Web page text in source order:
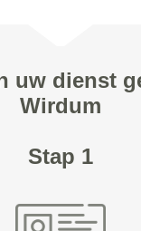
uw dienst
Wirdum
Stap 1